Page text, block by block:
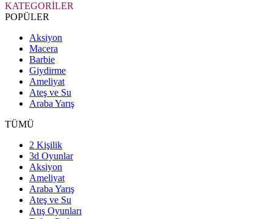
KATEGORİLER
POPÜLER
Aksiyon
Macera
Barbie
Giydirme
Ameliyat
Ateş ve Su
Araba Yarış
TÜMÜ
2 Kişilik
3d Oyunlar
Aksiyon
Ameliyat
Araba Yarış
Ateş ve Su
Atış Oyunları